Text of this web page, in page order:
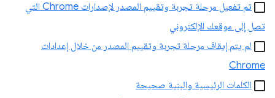
تم تفعيل مرحلة تجربة وتقييم المصدر لإصدارات Chrome التي
تصل إلى موقعك الإلكتروني
لم يتم إيقاف مرحلة تجربة وتقييم المصدر من خلال إعدادات
Chrome
الكلمات الرئيسية والبنية صحيحة